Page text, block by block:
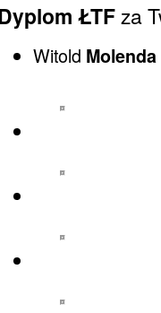
ŁTFza
Witold Molenda